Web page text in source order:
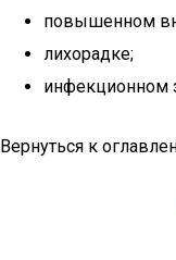
повышенном
лихорадке;
инфекционном
Вернуться к